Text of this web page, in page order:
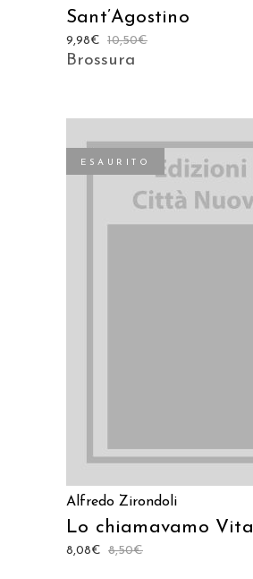
Sant’Agostino
10,50€
9,98€
Brossura
ESAURITO
Alfredo Zirondoli
Lo chiamavamo Vita
8,50€
8,08€